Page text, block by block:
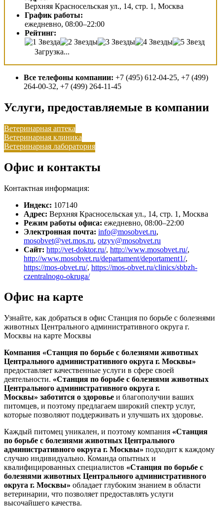
Верхняя Красносельская ул., 14, стр. 1, Москва
График работы:
ежедневно, 08:00–22:00
Рейтинг:
Загрузка...
Все телефоны компании: +7 (495) 612-04-25, +7 (499)
264-00-32, +7 (499) 264-11-45
Услуги, предоставляемые в компании
Ветеринарная аптека
Ветеринарная клиника
Ветеринарная лаборатория
Офис и контакты
Контактная информация:
Индекс: 107140
Адрес: Верхняя Красносельская ул., 14, стр. 1, Москва
Режим работы офиса: ежедневно, 08:00–22:00
Электронная почта: info@mosobvet.ru,
mosobvet@vet.mos.ru, otzyv@mosobvet.ru
Сайт: http://vet-doktor.ru/, http://www.mosobvet.ru/,
http://www.mosobvet.ru/departament/deportament1/,
https://mos-obvet.ru/, https://mos-obvet.ru/clinics/sbbzh-
czentralnogo-okruga/
Офис на карте
Узнайте, как добраться в офис Станция по борьбе с болезнями
животных Центрального административного округа г.
Москвы на карте Москвы
Компания «Станция по борьбе с болезнями животных
Центрального административного округа г. Москвы»
предоставляет качественные услуги в сфере своей
деятельности. «Станция по борьбе с болезнями животных
Центрального административного округа г.
Москвы» заботится о здоровье и благополучии ваших
питомцев, и поэтому предлагаем широкий спектр услуг,
которые позволяют поддерживать и улучшать их здоровье.
Каждый питомец уникален, и поэтому компания «Станция
по борьбе с болезнями животных Центрального
административного округа г. Москвы» подходит к каждому
случаю индивидуально. Команда опытных и
квалифицированных специалистов «Станция по борьбе с
болезнями животных Центрального административного
округа г. Москвы» обладает глубоким знанием в области
ветеринарии, что позволяет предоставлять услуги
высочайшего качества.